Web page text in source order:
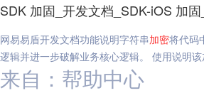
SDK 加固_开发文档_SDK-iOS 加
网易易盾开发文档功能说明字符串加密将代码
逻辑并进一步破解业务核心逻辑。 使用说明
来自：帮助中心